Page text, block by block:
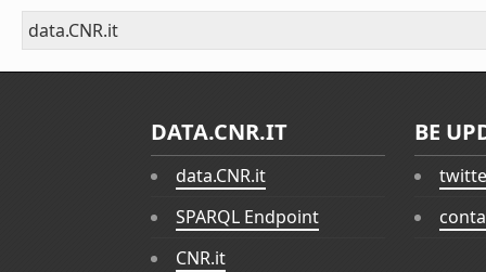
data.CNR.it
DATA.CNR.IT
data.CNR.it
SPARQL Endpoint
CNR.it
BE